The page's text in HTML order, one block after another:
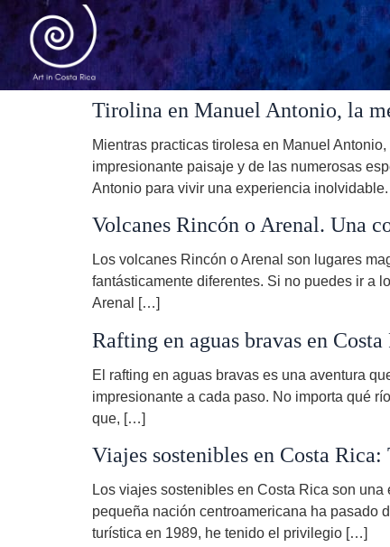
Tirolina en Manuel Antonio, la
Mientras practicas tirolesa en Manuel
impresionante paisaje y de las numerosas
Antonio para vivir una experiencia
Volcanes Rincón o Arenal. Una
Los volcanes Rincón o Arenal son lugares
fantásticamente diferentes. Si no puedes ir a
Arenal […]
Rafting en aguas bravas en Costa
El rafting en aguas bravas es una aventura
impresionante a cada paso. No importa qué
que, […]
Viajes sostenibles en Costa Rica:
Los viajes sostenibles en Costa Rica son
pequeña nación centroamericana ha pasado
turística en 1989, he tenido el privilegio […]